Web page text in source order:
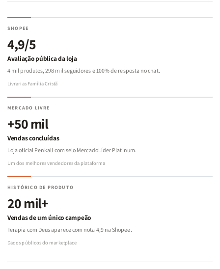
SHOPEE
4,9/5
Avaliação pública da loja
4 mil produtos, 298 mil seguidores e 100% de resposta no chat.
Livrarias Família Cristã
MERCADO LIVRE
+50 mil
Vendas concluídas
Loja oficial Penkall com selo MercadoLíder Platinum.
Um dos melhores vendedores da plataforma
HISTÓRICO DE PRODUTO
20 mil+
Vendas de um único campeão
Terapia com Deus aparece com nota 4,9 na Shopee.
Dados públicos do marketplace